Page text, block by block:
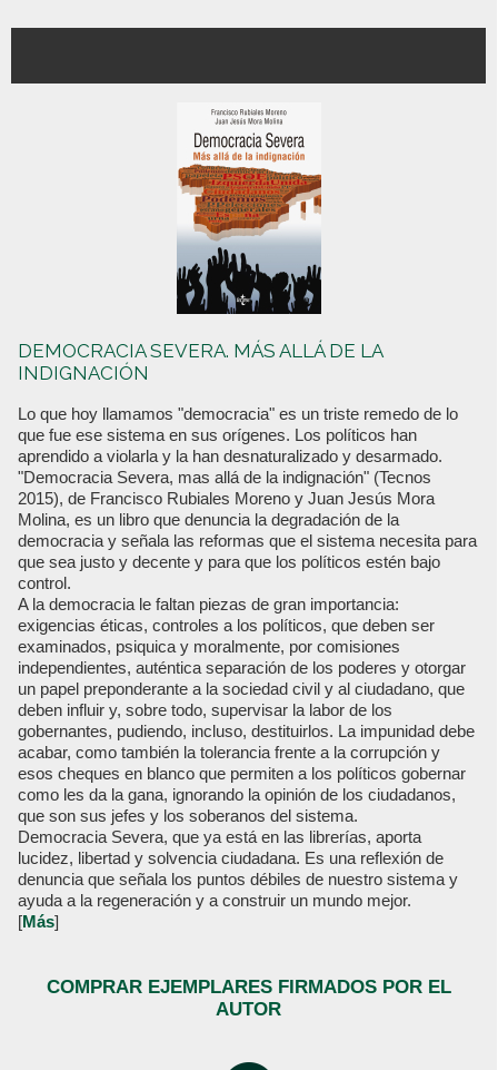
DEMOCRACIA SEVERA. MÁS ALLÁ DE LA
INDIGNACIÓN
Lo que hoy llamamos "democracia" es un triste remedo de lo
que fue ese sistema en sus orígenes. Los políticos han
aprendido a violarla y la han desnaturalizado y desarmado.
"Democracia Severa, mas allá de la indignación" (Tecnos
2015), de Francisco Rubiales Moreno y Juan Jesús Mora
Molina, es un libro que denuncia la degradación de la
democracia y señala las reformas que el sistema necesita para
que sea justo y decente y para que los políticos estén bajo
control.
A la democracia le faltan piezas de gran importancia:
exigencias éticas, controles a los políticos, que deben ser
examinados, psiquica y moralmente, por comisiones
independientes, auténtica separación de los poderes y otorgar
un papel preponderante a la sociedad civil y al ciudadano, que
deben influir y, sobre todo, supervisar la labor de los
gobernantes, pudiendo, incluso, destituirlos. La impunidad debe
acabar, como también la tolerancia frente a la corrupción y
esos cheques en blanco que permiten a los políticos gobernar
como les da la gana, ignorando la opinión de los ciudadanos,
que son sus jefes y los soberanos del sistema.
Democracia Severa, que ya está en las librerías, aporta
lucidez, libertad y solvencia ciudadana. Es una reflexión de
denuncia que señala los puntos débiles de nuestro sistema y
ayuda a la regeneración y a construir un mundo mejor.
[Más]
COMPRAR EJEMPLARES FIRMADOS POR EL
AUTOR